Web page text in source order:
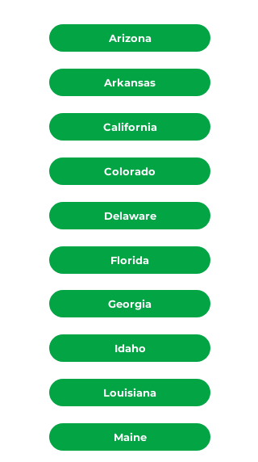
Arizona
Arkansas
California
Colorado
Delaware
Florida
Georgia
Idaho
Louisiana
Maine